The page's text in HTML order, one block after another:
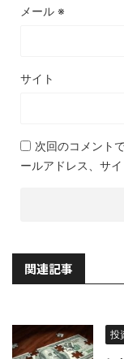
メール ※
サイト
次回のコメント
ールアドレス、サイ
関連記事
投